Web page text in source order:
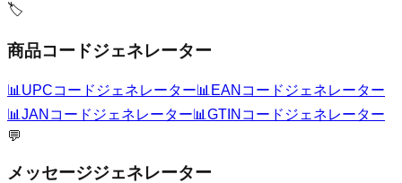
🏷️
商品コードジェネレーター
📊 UPCコードジェネレーター📊 EANコードジェネレーター
📊 JANコードジェネレーター📊 GTINコードジェネレーター
💬
メッセージジェネレーター